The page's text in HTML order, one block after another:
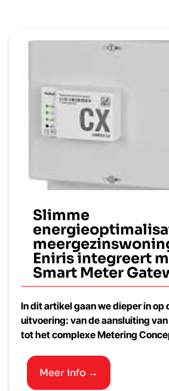
Slimme
Eniris integreert
Smart Meter
In dit artikel gaan we dieper in op
uitvoering: van de aansluiting
tot het complexe Metering
Meer info →